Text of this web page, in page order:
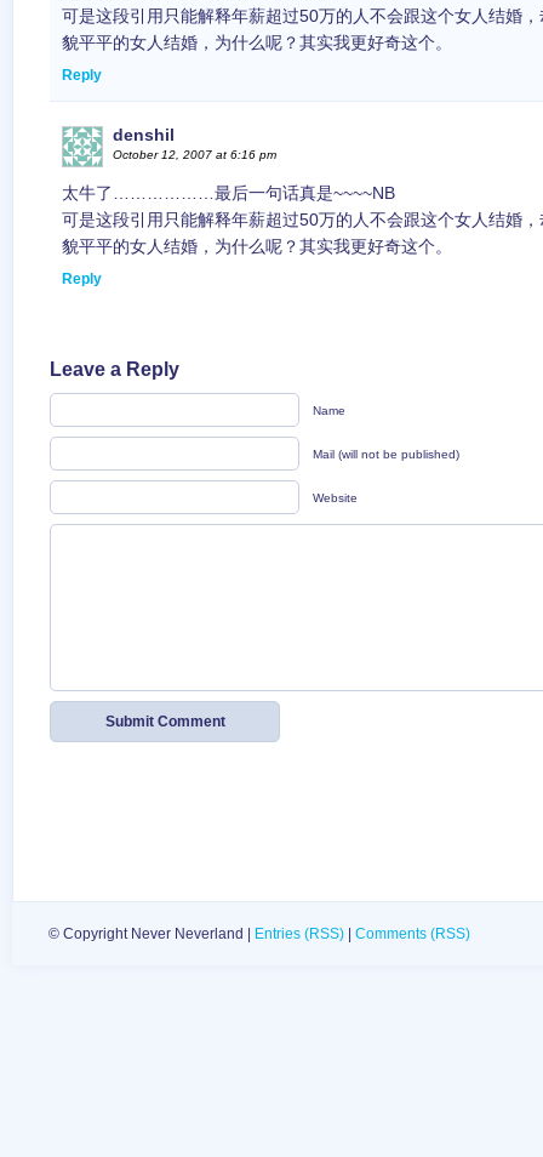
可是这段引用只能解释年薪超过50万的人不会跟这个女人结婚
貌平平的女人结婚，为什么呢？其实我更好奇这个。
Reply
denshil
October 12, 2007 at 6:16 pm
太牛了………………最后一句话真是~~~~NB
可是这段引用只能解释年薪超过50万的人不会跟这个女人结婚
貌平平的女人结婚，为什么呢？其实我更好奇这个。
Reply
Leave a Reply
Name
Mail (will not be published)
Website
© Copyright Never Neverland | Entries (RSS) Comments (RSS)